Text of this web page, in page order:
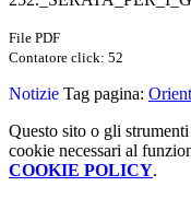
File PDF
Contatore click: 52
Notizie Tag pagina:
Questo sito o gli
cookie necessari al
COOKIE POLICY.